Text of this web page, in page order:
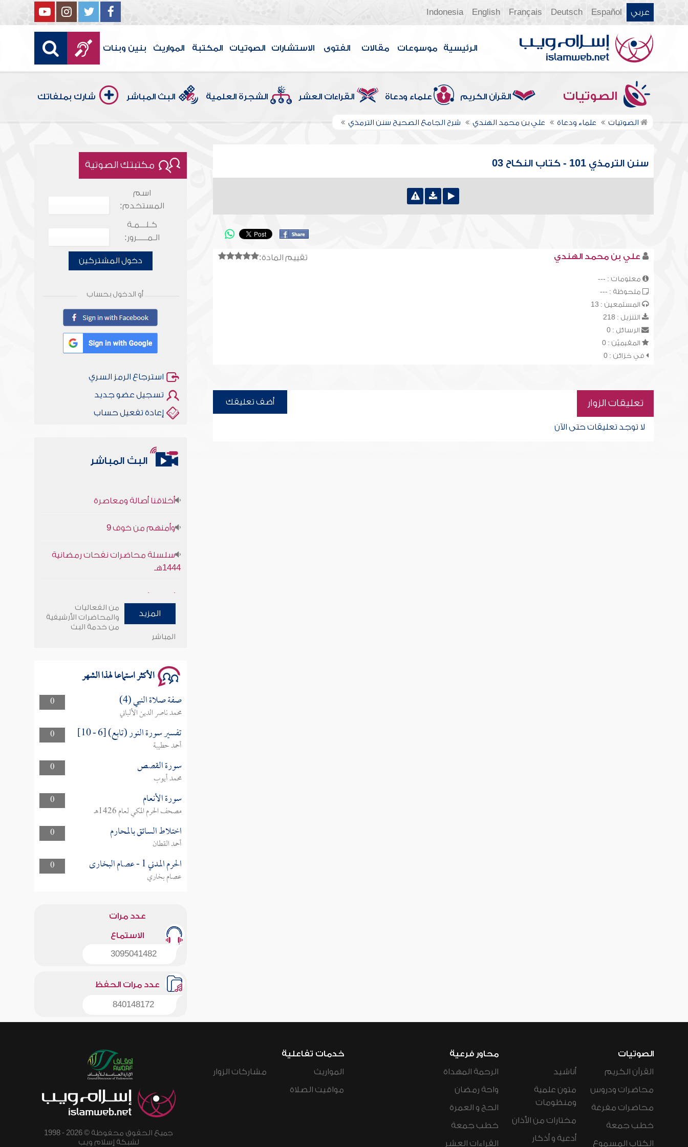
عربي Español
Deutsch
Français
English
Indonesia
الرئيسية موسوعات مقالات الفتوى الاستشارات الصوتيات المكتبة المواريث بنين وبنات
الصوتيات القرآن الكريم علماء ودعاة القراءات العشر الشجرة العلمية البث المباشر شارك بملفاتك
الصوتيات علماء ودعاة علي بن محمد الهندي شرح الجامع الصحيح سنن الترمذي
سنن الترمذي 101 - كتاب النكاح 03
تقييم المادة: علي بن محمد الهندي
معلومات : ---
ملحوظة : ---
المستمعين : 13
التنزيل : 218
الرسائل : 0
المقيميّن : 0
في خزائن : 0
تعليقات الزوار أضف تعليقك
لا توجد تعليقات حتى الآن
مكتبتك الصوتية
اسم
المستخدم:
كـلـــمـة
الـمـــــرور:
دخول المشتركين
أو الدخول بحساب
استرجاع الرمز السري
تسجيل عضو جديد
إعادة تفعيل حساب
البث المباشر
1444هـ
وأمنهم من خوف 9
سلسلة محاضرات نفحات رمضانية
المزيد
من الفعاليات
والمحاضرات الأرشيفية
من خدمة البث
المباشر
الأكثر استماعا لهذا الشهر
0 صفة صلاة النبي (4)
محمد ناصر الدين الألباني
0
تفسير سورة النور (تابع) [6 - 10]
أحمد حطيبة
0
سورة القصص
محمد أيوب
0
سورة الأنعام
مصحف الحرم المكي لعام 1426هـ
0
اختلاط السائق بالمحارم
أحمد القطان
0
الحرم المدني 1 - عصام البخارى
عصام بخاري
عدد مرات
الاستماع
3095041482
عدد مرات الحفظ
840148172
الصوتيات
القرآن الكريم
محاضرات ودروس
محاضرات مفرغة
خطب جمعة
الكتاب المسموع
أناشيد
متون علمية
ومنظومات
مختارات من الأذان
أدعية و أذكار
محاور فرعية
الرحمة المهداة
واحة رمضان
الحج و العمرة
خطب جمعة
القراءات العشر
خدمات تفاعلية
المواريث
مواقيت الصلاة
مشاركات الزوار
جميع الحقوق محفوظة © 2026 - 1998
لشبكة إسلام ويب